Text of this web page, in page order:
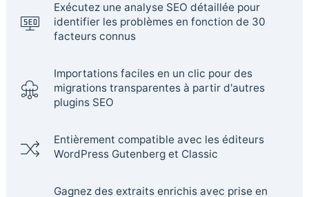
Exécutez une analyse SEO détaillée pour
identifier les problèmes en fonction de 30
facteurs connus
Importations faciles en un clic pour des
migrations transparentes à partir d'autres
plugins SEO
Entièrement compatible avec les éditeurs
WordPress Gutenberg et Classic
Gagnez des extraits enrichis avec prise en